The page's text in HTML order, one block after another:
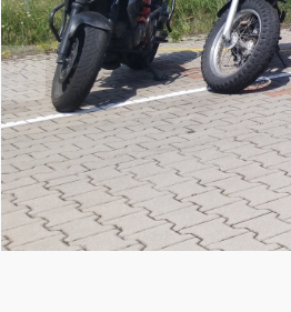
Naszym celem jest bardzo
państwowego, ale przede